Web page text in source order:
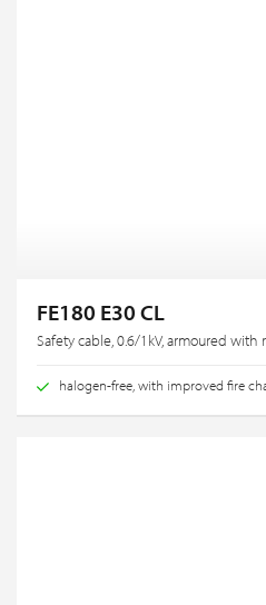
FE180 E30 CL
Safety cable, 0.6/1kV, armoured
halogen-free, with improved fire